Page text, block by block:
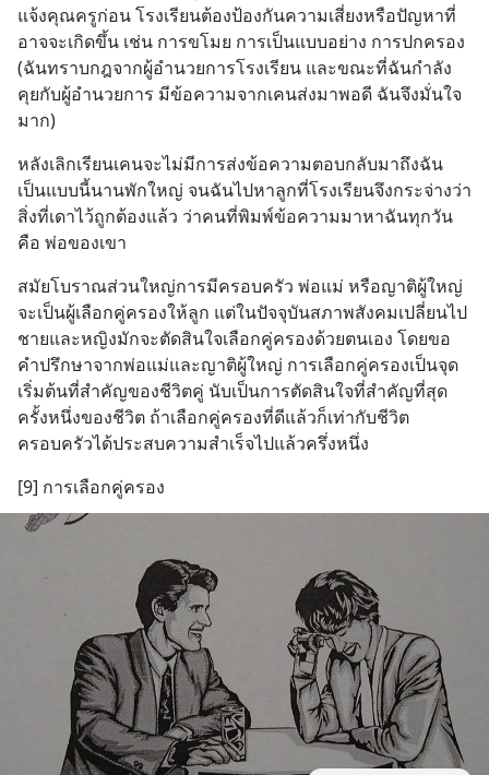
แจ้งคุณครูก่อน โรงเรียนต้องป้องกันความเสี่ยงหรือปัญหาที่
อาจจะเกิดขึ้น เช่น การขโมย การเป็นแบบอย่าง การปกครอง
(ฉันทราบกฎจากผู้อำนวยการโรงเรียน และขณะที่ฉันกำลัง
คุยกับผู้อำนวยการ มีข้อความจากเคนส่งมาพอดี ฉันจึงมั่นใจ
มาก)
หลังเลิกเรียนเคนจะไม่มีการส่งข้อความตอบกลับมาถึงฉัน
เป็นแบบนี้นานพักใหญ่ จนฉันไปหาลูกที่โรงเรียนจึงกระจ่างว่า
สิ่งที่เดาไว้ถูกต้องแล้ว ว่าคนที่พิมพ์ข้อความมาหาฉันทุกวัน
คือ พ่อของเขา
สมัยโบราณส่วนใหญ่การมีครอบครัว พ่อแม่ หรือญาติผู้ใหญ่
จะเป็นผู้เลือกคู่ครองให้ลูก แต่ในปัจจุบันสภาพสังคมเปลี่ยนไป
ชายและหญิงมักจะตัดสินใจเลือกคู่ครองด้วยตนเอง โดยขอ
คำปรึกษาจากพ่อแม่และญาติผู้ใหญ่ การเลือกคู่ครองเป็นจุด
เริ่มต้นที่สำคัญของชีวิตคู่ นับเป็นการตัดสินใจที่สำคัญที่สุด
ครั้งหนึ่งของชีวิต ถ้าเลือกคู่ครองที่ดีแล้วก็เท่ากับชีวิต
ครอบครัวได้ประสบความสำเร็จไปแล้วครึ่งหนึ่ง
[9] การเลือกคู่ครอง